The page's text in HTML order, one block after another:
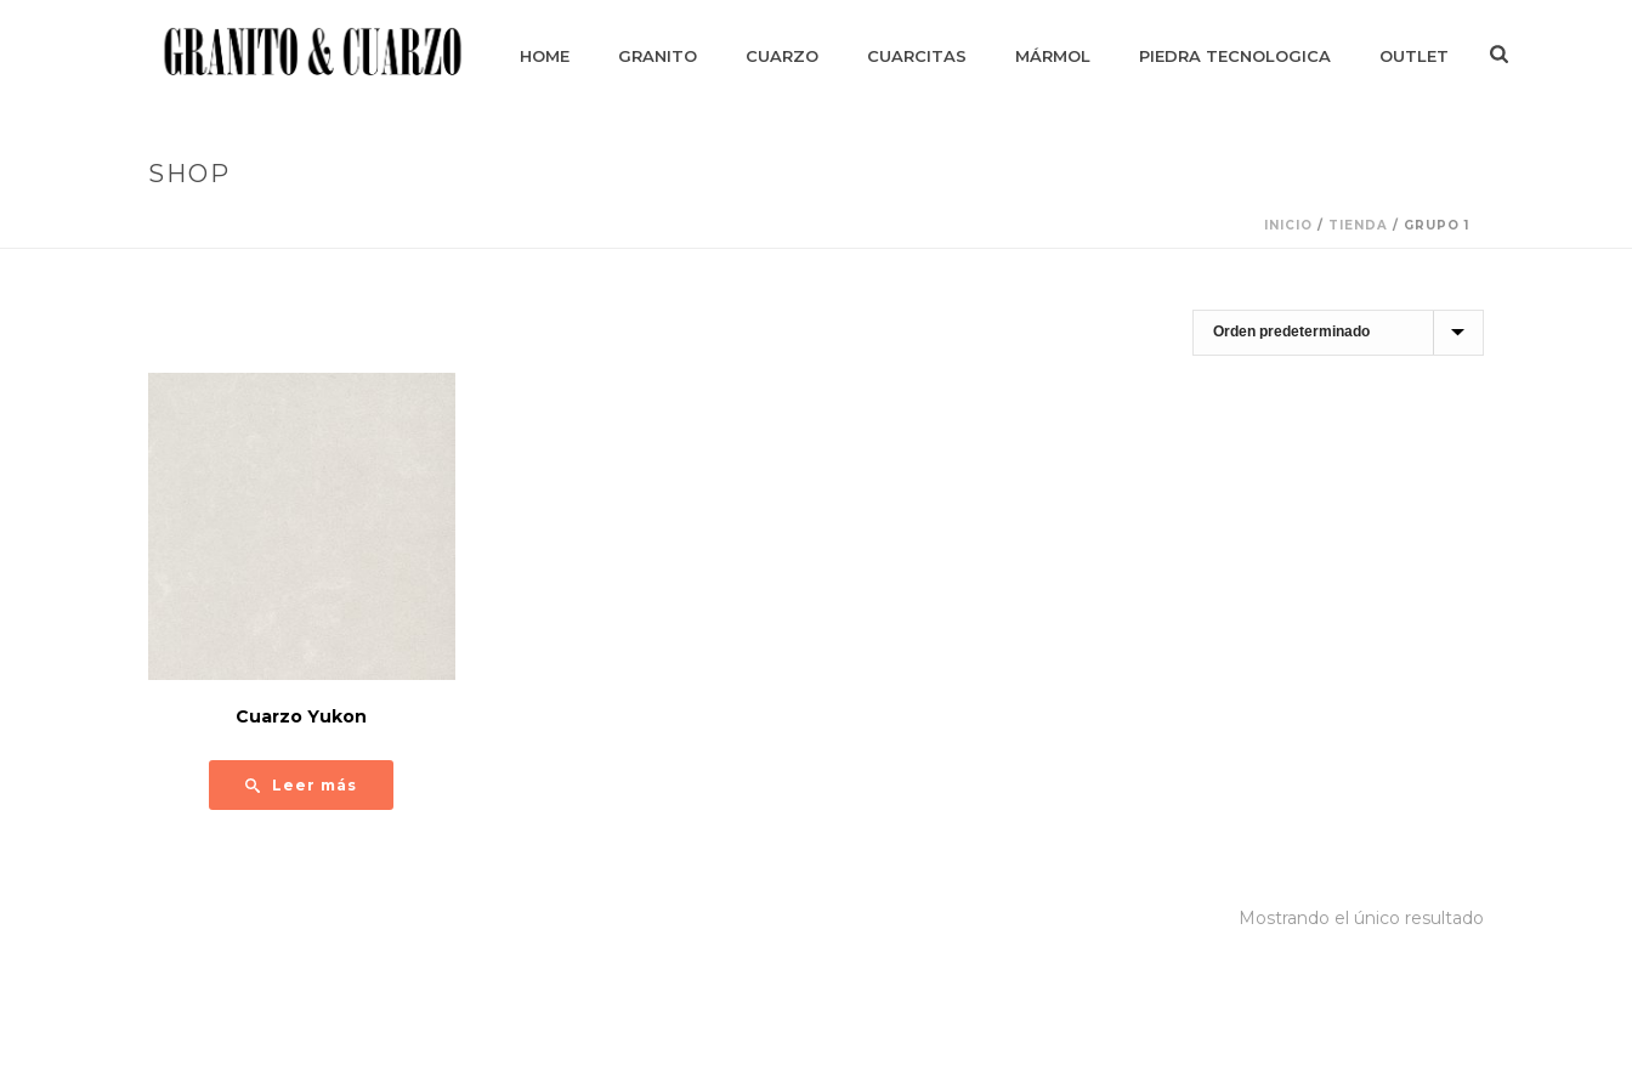
HOME GRANITO CUARZO CUARCITAS MÁRMOL PIEDRA TECNOLOGICA OUTLET
SHOP
INICIO / TIENDA / GRUPO 1
Cuarzo Yukon
Leer más
Mostrando el único resultado